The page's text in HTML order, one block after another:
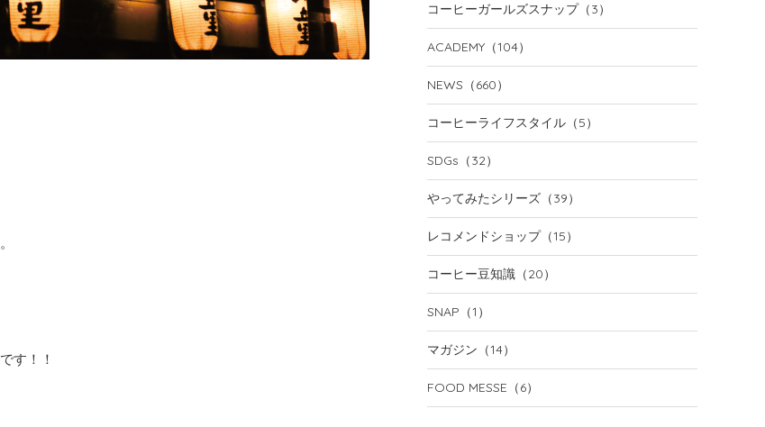
す！！
コーヒーガールズスナップ（3）
ACADEMY （104）
NEWS （660）
コーヒーライフスタイル （5）
SDGs （32）
やってみたシリーズ （39）
レコメンドショップ（15）
コーヒー豆知識 （20）
SNAP （1）
マガジン （14）
FOOD MESSE （6）